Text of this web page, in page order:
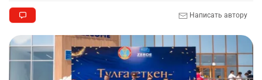
Написать автору